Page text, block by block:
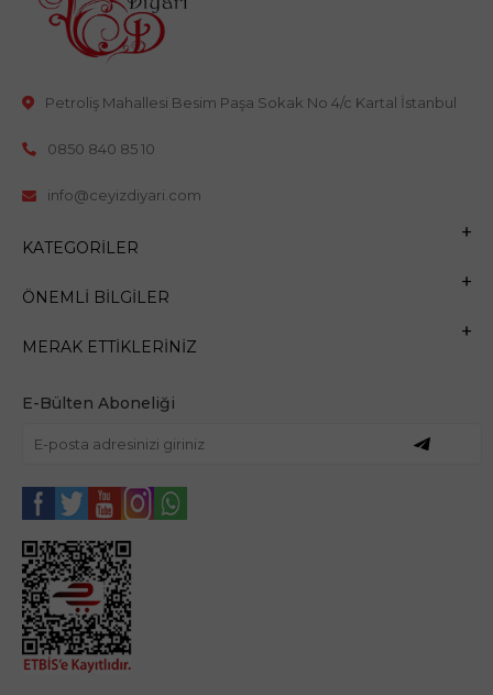
Petroliş Mahallesi Besim Paşa Sokak No 4/c Kartal İstanbul
0850 840 85 10
info@ceyizdiyari.com
KATEGORILER
ÖNEMLI BILGILER
MERAK ETTIKLERINIZ
E-Bülten Aboneliği